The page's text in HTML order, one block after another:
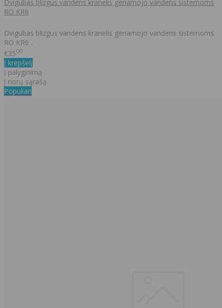
Dvigubas blizgus vandens kranelis geriamojo vandens sistemoms
RO KR6
Dvigubas blizgus vandens kranelis geriamojo vandens sistemoms
RO KR6 ..
€3500
Į krepšelį
Į palyginimą
Į norų sąrašą
Populiari